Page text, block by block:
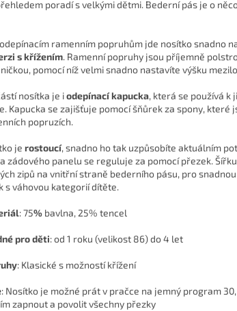
poradí s velkými dětmi. Bederní pás je o
ramenním popruhům jde nosítko snadno
s křížením. Ramenní popruhy jsou příjemně
pomocí níž velmi snadno nastavíte výšku
nosítka je iodepínací kapucka, která se používá k
Kapucka se zajišťuje pomocí šňůrek za spony, které
popruzích.
je rostoucí, snadno ho tak uzpůsobíte aktuálním
zádového panelu se reguluje za pomocí přezek.
zipů na vnitřní straně bederního pásu, pro
s váhovou kategorií dítěte.
: 75% bavlna, 25% tencel
pro děti: od 1 roku (velikost 86) do 4 let
: Klasické s možností křížení
: Nosítko je možné prát v pračce na jemný program
zapnout a povolit všechny přezky